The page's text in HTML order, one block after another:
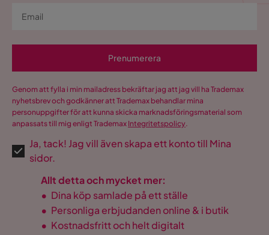
Prenumerera
Genom att fylla i min mailadress bekräftar jag att jag vill ha Trademax
nyhetsbrev och godkänner att Trademax behandlar mina
personuppgifter för att kunna skicka marknadsföringsmaterial som
anpassats till mig enligt Trademax Integritetspolicy.
Ja, tack! Jag vill även skapa ett konto till Mina
sidor.
Allt detta och mycket mer:
• Dina köp samlade på ett ställe
• Personliga erbjudanden online & i butik
• Kostnadsfritt och helt digitalt